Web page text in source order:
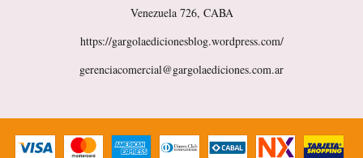
Venezuela 726, CABA
https://gargolaedicionesblog.wordpress.com/
gerenciacomercial@gargolaediciones.com.ar